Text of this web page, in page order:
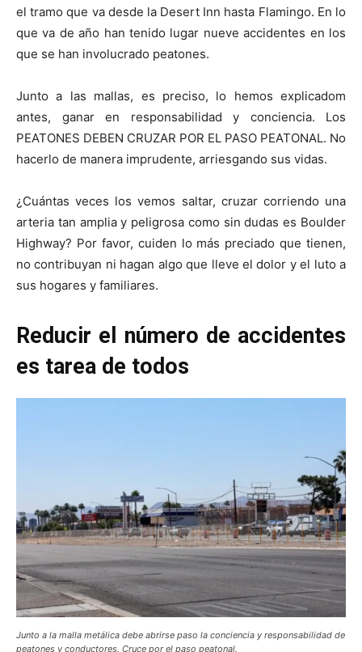
el tramo que va desde la Desert Inn hasta Flamingo. En lo
que va de año han tenido lugar nueve accidentes en los
que se han involucrado peatones.
Junto a las mallas, es preciso, lo hemos explicadom
antes, ganar en responsabilidad y conciencia. Los
PEATONES DEBEN CRUZAR POR EL PASO PEATONAL. No
hacerlo de manera imprudente, arriesgando sus vidas.
¿Cuántas veces los vemos saltar, cruzar corriendo una
arteria tan amplia y peligrosa como sin dudas es Boulder
Highway? Por favor, cuiden lo más preciado que tienen,
no contribuyan ni hagan algo que lleve el dolor y el luto a
sus hogares y familiares.
Reducir el número de accidentes
es tarea de todos
Junto a la malla metálica debe abrirse paso la conciencia y responsabilidad de
peatones y conductores. Cruce por el paso peatonal.